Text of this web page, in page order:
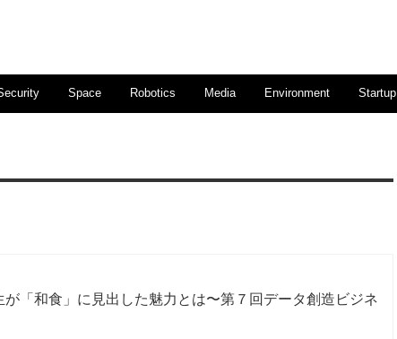
Space Robotics Media Environment Startup
が「和食」に見出した魅力とは〜第７回データ創造ビジネ